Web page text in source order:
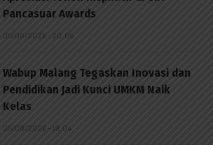
Pancasuar Awards
05/08/2026 - 20:05
Wabup Malang Tegaskan Inovasi dan
Pendidikan Jadi Kunci UMKM Naik
Kelas
05/08/2026 - 19:04